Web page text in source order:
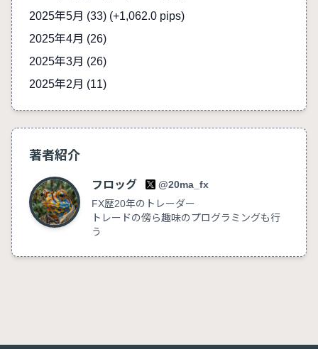
2025年5月 (33) (+1,062.0 pips)
2025年4月 (26)
2025年3月 (26)
2025年2月 (11)
著者紹介
フロッグ
@20ma_fx
FX歴20年のトレーダー
トレードの傍ら趣味のプログラミングも行
う